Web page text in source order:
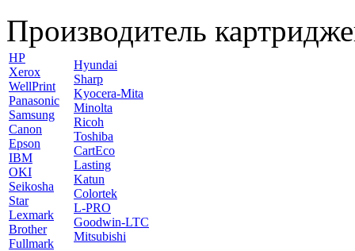
Производитель
HP
Xerox
WellPrint
Panasonic
Samsung
Canon
Epson
IBM
OKI
Seikosha
Star
Lexmark
Brother
Fullmark
Hyundai
Sharp
Kyocera-Mita
Minolta
Ricoh
Toshiba
CartEco
Lasting
Katun
Colortek
L-PRO
Goodwin-LTC
Mitsubishi